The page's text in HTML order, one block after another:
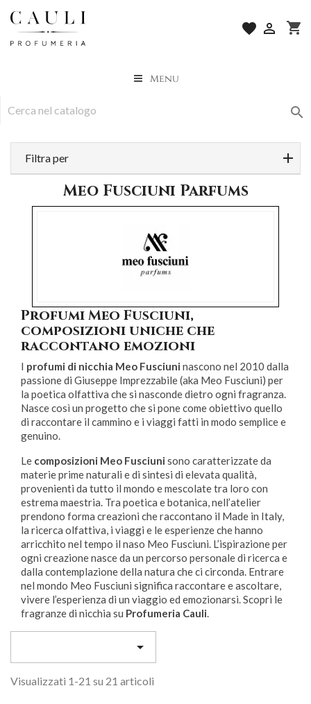
shopping_cart

favorite
Menu

Filtra per
Meo Fusciuni Parfums
Profumi Meo Fusciuni,
composizioni uniche che
raccontano emozioni
I profumi di nicchia Meo Fusciuni nascono nel 2010 dalla
passione di Giuseppe Imprezzabile (aka Meo Fusciuni) per
la poetica olfattiva che si nasconde dietro ogni fragranza.
Nasce così un progetto che si pone come obiettivo quello
di raccontare il cammino e i viaggi fatti in modo semplice e
genuino.
Le composizioni Meo Fusciuni sono caratterizzate da
materie prime naturali e di sintesi di elevata qualità,
provenienti da tutto il mondo e mescolate tra loro con
estrema maestria. Tra poetica e botanica, nell’atelier
prendono forma creazioni che raccontano il Made in Italy,
la ricerca olfattiva, i viaggi e le esperienze che hanno
arricchito nel tempo il naso Meo Fusciuni. L’ispirazione per
ogni creazione nasce da un percorso personale di ricerca e
dalla contemplazione della natura che ci circonda. Entrare
nel mondo Meo Fusciuni significa raccontare e ascoltare,
vivere l’esperienza di un viaggio ed emozionarsi. Scopri le
fragranze di nicchia su Profumeria Cauli.

Visualizzati 1-21 su 21 articoli